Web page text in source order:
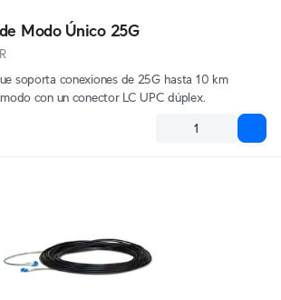
Modo Único 25G
soporta conexiones de 25G hasta 10 km
con un conector LC UPC dúplex.